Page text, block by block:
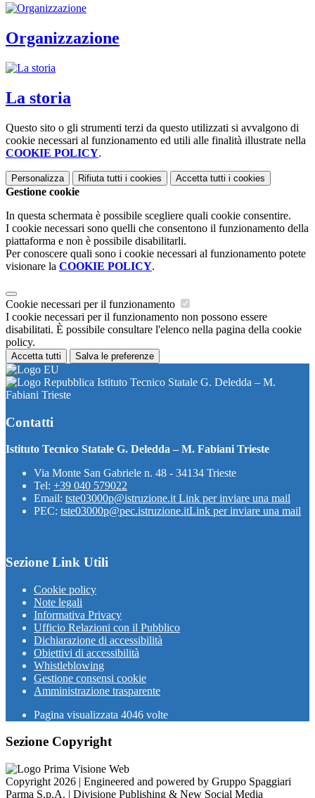
Organizzazione
La storia
Questo sito o gli strumenti terzi da questo utilizzati si avvalgono di
cookie necessari al funzionamento ed utili alle finalità illustrate nella
COOKIE POLICY.
Personalizza Rifiuta tutti i cookies Accetta tutti i cookies
Gestione cookie
In questa schermata è possibile scegliere quali cookie consentire.
I cookie necessari sono quelli che consentono il funzionamento della
piattaforma e non è possibile disabilitarli.
Per conoscere quali sono i cookie necessari al funzionamento potete
visionare la COOKIE POLICY.
Cookie necessari per il funzionamento
I cookie necessari per il funzionamento non possono essere
disabilitati. È possibile consultare l'elenco nella pagina della cookie
policy.
Accetta tutti Salva le preferenze
Istituto Tecnico Statale G. Deledda – M.
Fabiani Trieste
Contatti
Istituto Tecnico Statale G. Deledda – M. Fabiani Trieste
Via Monte San Gabriele n. 48 - 34134 Trieste
Tel: +39 040 579022
Email: tste03000p@istruzione.it Link per inviare una mail
PEC: tste03000p@pec.istruzione.itLink per inviare una mail
Sezione Link Utili
Cookie policy
Note legali
Informativa Privacy
Ufficio Relazioni con il Pubblico
Dichiarazione di accessibilità
Obiettivi di accessibilità
Whistleblowing
Gestione consensi cookie
Amministrazione trasparente
Pagina visualizzata 4046 volte
Sezione Copyright
Copyright 2026 | Engineered and powered by Gruppo Spaggiari
Parma S.p.A. | Divisione Publishing & New Social Media